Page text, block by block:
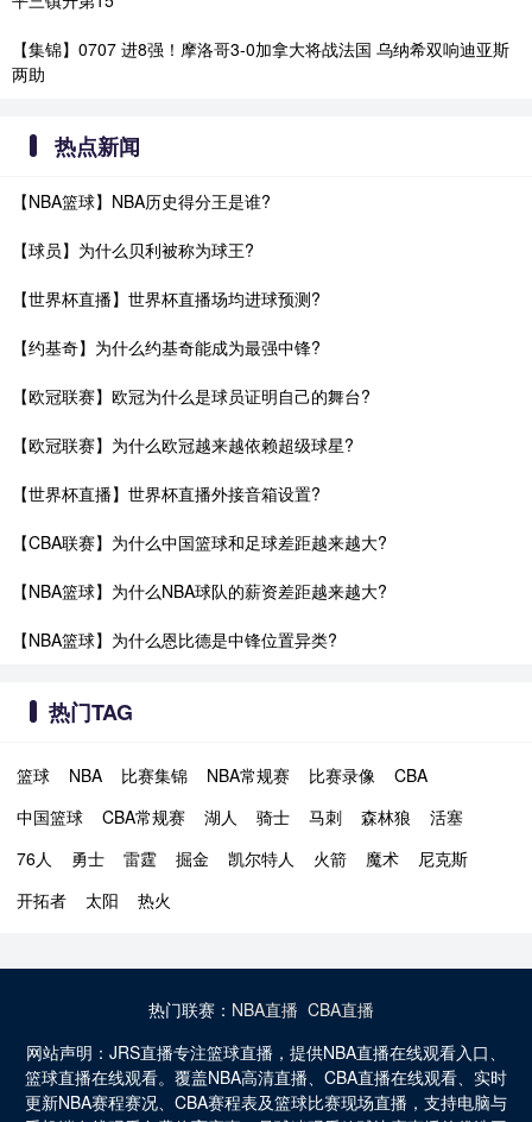
【集锦】0707 进8强！摩洛哥3-0加拿大将战法国 乌纳希双响迪亚斯
两助
热点新闻
【NBA篮球】NBA历史得分王是谁?
【球员】为什么贝利被称为球王?
【世界杯直播】世界杯直播场均进球预测?
【约基奇】为什么约基奇能成为最强中锋?
【欧冠联赛】欧冠为什么是球员证明自己的舞台?
【欧冠联赛】为什么欧冠越来越依赖超级球星?
【世界杯直播】世界杯直播外接音箱设置?
【CBA联赛】为什么中国篮球和足球差距越来越大?
【NBA篮球】为什么NBA球队的薪资差距越来越大?
【NBA篮球】为什么恩比德是中锋位置异类?
热门TAG
篮球 NBA 比赛集锦 NBA常规赛 比赛录像
CBA
中国篮球
CBA常规赛 湖人 骑士 马刺 森林狼
活塞
76人
勇士 雷霆 掘金 凯尔特人 火箭 魔术
尼克斯
开拓者
太阳 热火
热门联赛： NBA直播 CBA直播
网站声明：JRS直播专注篮球直播，提供NBA直播在线观看入口、
篮球直播在线观看。覆盖NBA高清直播、CBA直播在线观看、实时
更新NBA赛程赛况、CBA赛程表及篮球比赛现场直播，支持电脑与